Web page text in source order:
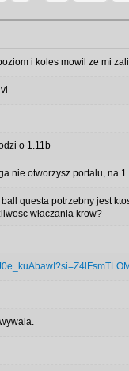
i koles mowil ze mi
o 1.11b
nie otworzysz portalu, na
questa potrzebny jest
właczania krow?